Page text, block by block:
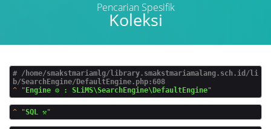
Koleksi
Pencarian Spesifik
# /home/smakstmariamlg/library.smakstmariamalang.sch.id/li
b/SearchEngine/DefaultEngine.php:608
^
" Engine ⚙️ : SLiMS\SearchEngine\DefaultEngine
^ "SQL ⚒️